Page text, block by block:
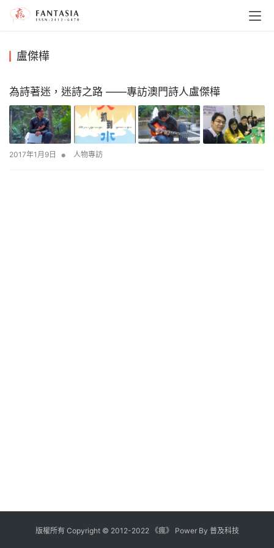
盧傑樺
為詩著迷，迷詩之路 ——專訪澳門詩人盧傑樺
2017年1月9日 • 人物專訪
版權所有 Copyright © 2012-2022《瘋》 Power By 普及科技